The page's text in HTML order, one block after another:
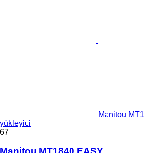
Manitou
yükleyici
67
Manitou MT1840 EASY